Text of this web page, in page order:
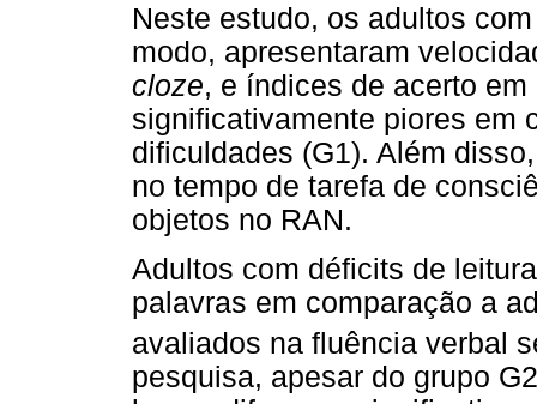
Neste estudo, os adultos
modo, apresentaram
cloze, e índices de acerto
significativamente piores em
dificuldades (G1). Além
no tempo de tarefa de
objetos no RAN.
Adultos com déficits de
palavras em comparação a
avaliados na fluência verbal
pesquisa, apesar do grupo